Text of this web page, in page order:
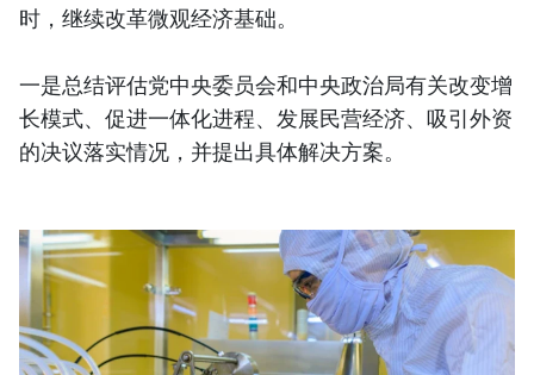
时，继续改革微观经济基础。
一是总结评估党中央委员会和中央政治局有关改变增
长模式、促进一体化进程、发展民营经济、吸引外资
的决议落实情况，并提出具体解决方案。